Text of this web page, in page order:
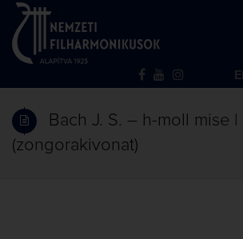
Bach J. S. – h-moll mise |
(zongorakivonat)